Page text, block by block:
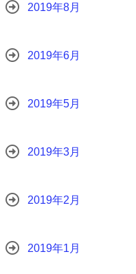
2019年8月
2019年6月
2019年5月
2019年3月
2019年2月
2019年1月